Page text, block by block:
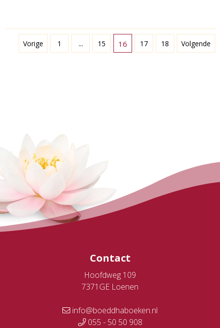
Vorige 1 ... 15 16 17 18 Volgende
Contact
Hoofdweg 109
7371GE Loenen
info@boeddhaboeken.nl
055 - 50 50 908